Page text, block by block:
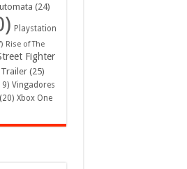
(24)
Playstation
Rise of The
Fighter
Trailer(25)
Vingadores
(20) Xbox One